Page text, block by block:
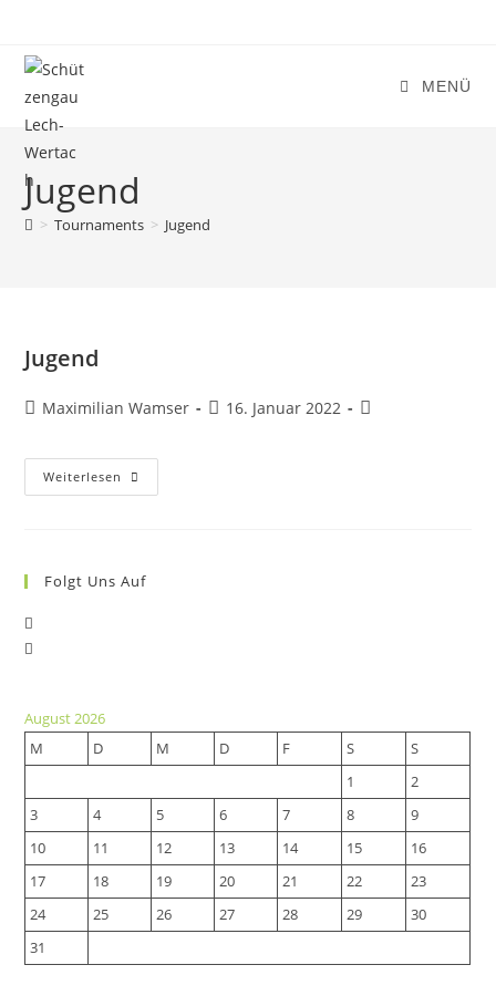
springen
MENÜ
Jugend
> Tournaments > Jugend
Jugend
Beitrags-
Maximilian Wamser
Beitrag
16. Januar 2022
Beitrags-
Weiterlesen Jugend
Folgt Uns Auf
tab
new
tab
August 2026
M
D M D F S
S
1
2
3
4 5 6 7 8
9
10
11 12 13 14 15
16
17
18 19 20 21 22
23
24
25 26 27 28 29
30
31